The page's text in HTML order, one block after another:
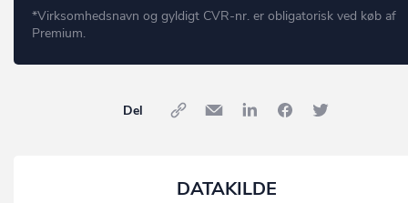
*Virksomhedsnavn og gyldigt CVR-nr. er obligatorisk ved køb af
Premium.
Del
DATAKILDE